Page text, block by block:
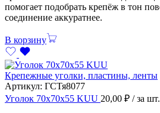
помогает подобрать крепёж в тон
соединение аккуратнее.
В корзину
Крепежные уголки, пластины, ленты
Артикул: ГСТя8077
Уголок 70х70х55 KUU 20,00 ₽ / за шт.